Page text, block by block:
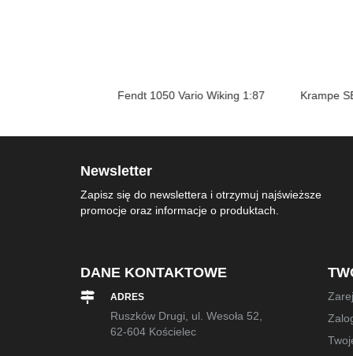
Fendt 1050 Vario Wiking 1:87 Krampe SB II
Newsletter
Zapisz się do newslettera i otrzymuj najświeższe
promocje oraz informacje o produktach.
DANE KONTAKTOWE
ADRES
Ruszków Drugi, ul. Wesoła 52,
62-604 Kościelec